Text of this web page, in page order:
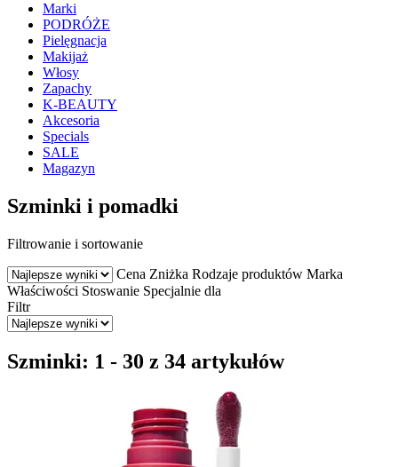
Marki
PODRÓŻE
Pielęgnacja
Makijaż
Włosy
Zapachy
K-BEAUTY
Akcesoria
Specials
SALE
Magazyn
Szminki i pomadki
Filtrowanie i sortowanie
Cena Zniżka Rodzaje produktów Marka
Właściwości Stoswanie Specjalnie dla
Filtr
Szminki: 1 - 30 z 34 artykułów